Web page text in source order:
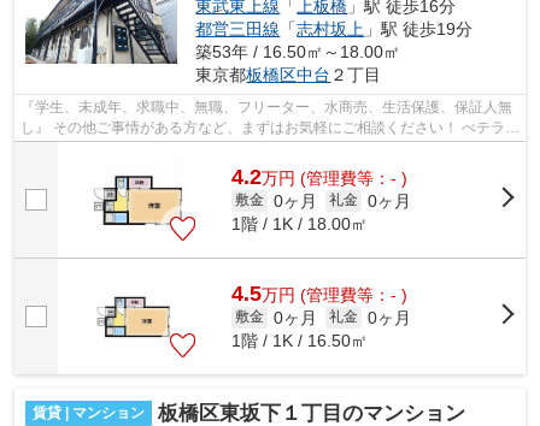
東武東上線 「 上板橋 」駅 徒歩16分
都営三田線 「志村坂上 」駅 徒歩19分
築53年 / 16.50㎡～18.00㎡
東京都板橋区中台 ２丁目
『学生、未成年、求職中、無職、フリーター、水商売、生活保護、保証人無
し』 その他ご事情がある方など、まずはお気軽にご相談ください！ べテラン
4.2万円 (管理費等：- )
敷金 0ヶ月 礼金 0ヶ月
1階 / 1K / 18.00㎡
4.5万円 (管理費等：- )
敷金 0ヶ月 礼金 0ヶ月
1階 / 1K / 16.50㎡
賃貸 | マンション 板橋区東坂下１丁目のマンション